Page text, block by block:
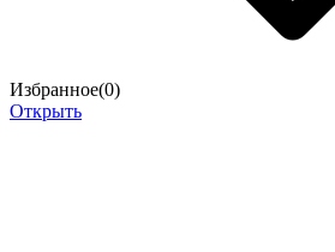
Избранное(0)
Открыть